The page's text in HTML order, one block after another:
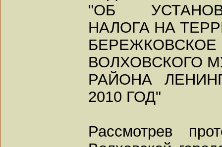
"ОБ
НАЛОГА НА
ВОЛХОВСКОГО
РАЙОНА
2010 ГОД"
Рассмотрев